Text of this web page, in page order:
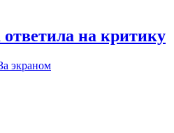
на критику
экраном